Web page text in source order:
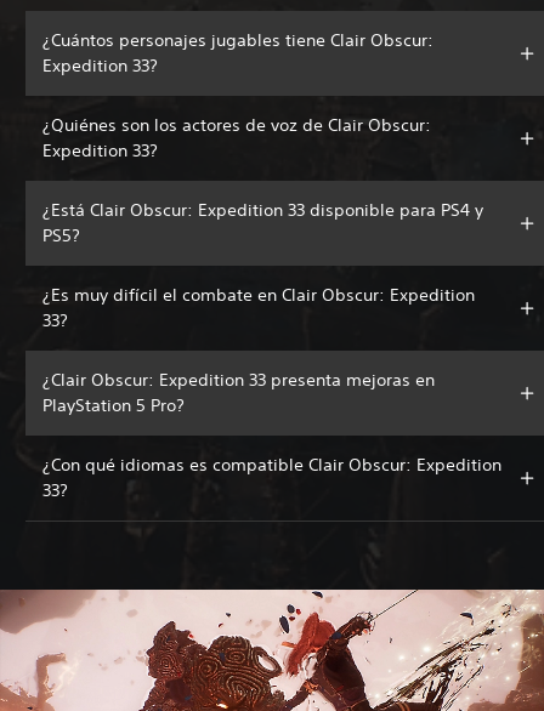
¿Cuántos personajes jugables tiene Clair Obscur:
Expedition 33?
¿Quiénes son los actores de voz de Clair Obscur:
Expedition 33?
¿Está Clair Obscur: Expedition 33 disponible para PS4 y
PS5?
¿Es muy difícil el combate en Clair Obscur: Expedition
33?
¿Clair Obscur: Expedition 33 presenta mejoras en
PlayStation 5 Pro?
¿Con qué idiomas es compatible Clair Obscur: Expedition
33?